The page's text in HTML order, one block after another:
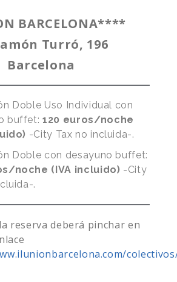
BARCELONA****
Turró, 196
Barcelona
Doble Uso Individual con
buffet:120 euros/noche
-City Tax no incluida-.
Doble con desayuno buffet:
noche (IVA incluido) -City
.
reserva deberá pinchar en